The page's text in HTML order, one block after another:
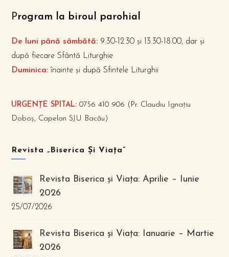
Program la biroul parohial
De luni până sâmbătă: 9.30-12.30 și 13.30-18.00, dar și
după fiecare Sfântă Liturghie
Duminica: înainte și după Sfintele Liturghii
URGENȚE SPITAL: 0756 410 906 (Pr. Claudiu Ignațiu
Doboș, Capelan SJU Bacău)
Revista „Biserica Și Viața”
Revista Biserica și Viața: Aprilie – Iunie
2026
25/07/2026
Revista Biserica și Viața: Ianuarie – Martie
2026